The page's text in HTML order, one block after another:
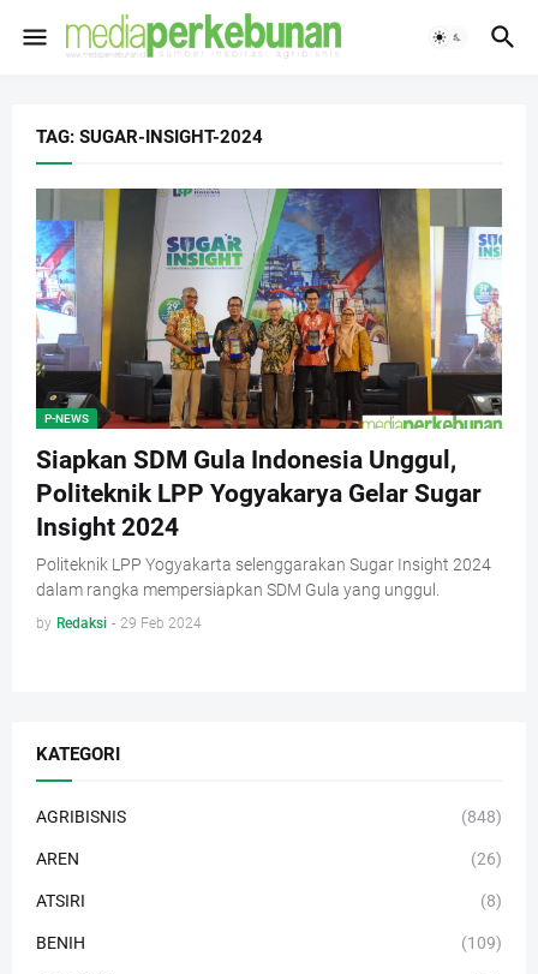
TAG: SUGAR-INSIGHT-2024
P-NEWS
Siapkan SDM Gula Indonesia Unggul,
Politeknik LPP Yogyakarya Gelar Sugar
Insight 2024
Politeknik LPP Yogyakarta selenggarakan Sugar Insight 2024
dalam rangka mempersiapkan SDM Gula yang unggul.
by Redaksi - 29 Feb 2024
KATEGORI
AGRIBISNIS (848)
AREN (26)
ATSIRI (8)
BENIH (109)